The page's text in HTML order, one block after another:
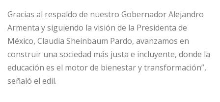
Gracias al respaldo de nuestro Gobernador Alejandro
Armenta y siguiendo la visión de la Presidenta de
México, Claudia Sheinbaum Pardo, avanzamos en
construir una sociedad más justa e incluyente, donde la
educación es el motor de bienestar y transformación”,
señaló el edil.